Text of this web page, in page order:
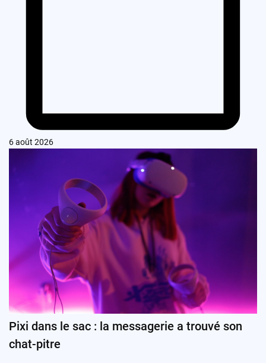
6 août 2026
Pixi dans le sac : la messagerie a trouvé son
chat-pitre